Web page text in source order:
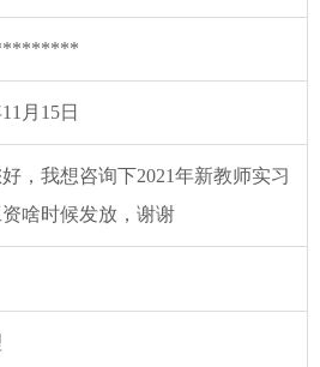
月15日
，我想咨询下2021年新教师实习
啥时候发放，谢谢